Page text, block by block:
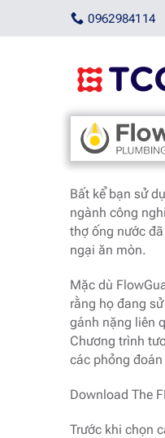
0962984114
Trang chủ/
Bất kể bạn sử
ngành công
thợ ống nước
ngại ăn mòn.
Mặc dù
rằng họ đang
gánh nặng liên
Chương trình
các phỏng
Download The
Trước khi chọn